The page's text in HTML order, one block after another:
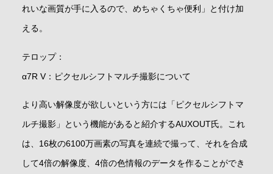
れいな画質が手に入るので、めちゃくちゃ便利」と付け加
える。
テロップ：
α7R V：ピクセルシフトマルチ撮影について
より高い解像度が欲しいという方には「ピクセルシフトマ
ルチ撮影」という機能があると紹介するAUXOUT氏。これ
は、16枚の6100万画素の写真を連続で撮って、それを合成
して4倍の解像度、4倍の色情報のデータを作ることができ